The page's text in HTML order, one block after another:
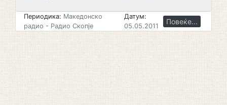
Периодика: Македонско
радио - Радио Скопје
Датум:
05.05.2011
Повеќе...